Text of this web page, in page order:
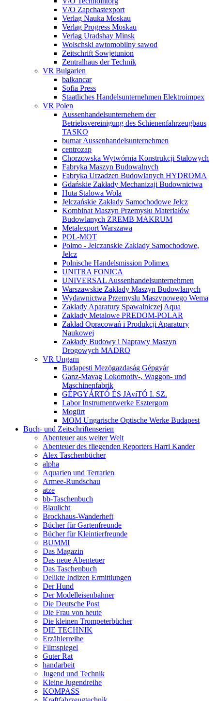
V/O Zapchastexport
Verlag Nauka Moskau
Verlag Progress Moskau
Verlag Uradshay Minsk
Wolschski awtomobilny sawod
Zeitschrift Sowjetunion
Zentralhaus der Technik
VR Bulgarien
balkancar
Sofia Press
Staatliches Handelsunternehmen Elektroimpex
VR Polen
Aussenhandelsunternehem der
Betriebsvereinigung des Schienenfahrzeugbaus
TASKO
bumar Aussenhandelsunternehmen
centrozap
Chorzowska Wytwórnia Konstrukcji Stalowych
Fabryka Maszyn Budowalnych
Fabryka Urzadzen Budowlanych HYDROMA
Gdańskie Zakłady Mechanizaji Budownictwa
Huta Stalowa Wola
Jelczańskie Zakłady Samochodowe Jelcz
Kombinat Maszyn Przemysłu Materiałów
Budowlanych ZREMB MAKRUM
Metalexport Warszawa
POL-MOT
Polmo - Jelczanskie Zaklady Samochodowe,
Jelcz
Polnische Handelsmission Polimex
UNITRA FONICA
UNIVERSAL Aussenhandelsunternehmen
Warszawskie Zakłady Maszyn Budowlanych
Wydawnictwa Przemyslu Maszynowego Wema
Zaklady Aparatury Spawalniczej Aqua
Zaklady Metalowe PREDOM-POLAR
Zakład Opracowań i Produkcji Aparatury
Naukowej
Zakłady Budowy i Naprawy Maszyn
Drogowych MADRO
VR Ungarn
Budapesti Mezögazdaság Gépgyár
Ganz-Mavag Lokomotiv-, Waggon- und
Maschinenfabrik
GÉPGYÁRTÓ ÉS JAvíTÓ I. SZ.
Labor Instrumentwerke Esztergom
Mogürt
MOM Ungarische Optische Werke Budapest
Buch- und Zeitschriftenserien
Abenteuer aus weiter Welt
Abenteuer des fliegenden Reporters Harri Kander
Alex Taschenbücher
alpha
Aquarien und Terrarien
Armee-Rundschau
atze
bb-Taschenbuch
Blaulicht
Brockhaus-Wanderheft
Bücher für Gartenfreunde
Bücher für Kleintierfreunde
BUMMI
Das Magazin
Das neue Abenteuer
Das Taschenbuch
Delikte Indizen Ermittlungen
Der Hund
Der Modelleisenbahner
Die Deutsche Post
Die Frau von heute
Die kleinen Trompeterbücher
DIE TECHNIK
Erzählerreihe
Filmspiegel
Guter Rat
handarbeit
Jugend und Technik
Kleine Jugendreihe
KOMPASS